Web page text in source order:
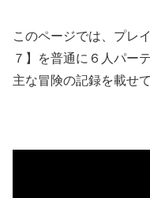
このページでは、プレ
７】を普通に６人パー
主な冒険の記録を載せて